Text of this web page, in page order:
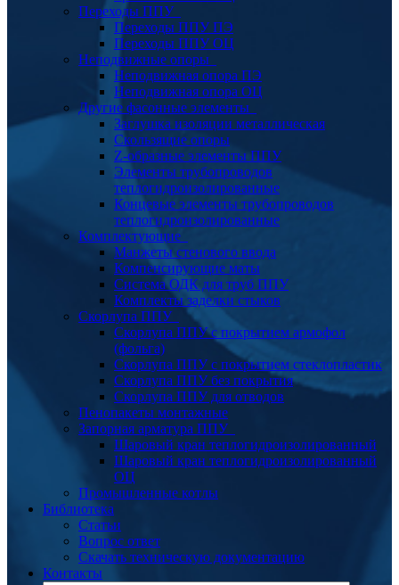
Переходы ППУ
Переходы ППУ ПЭ
Переходы ППУ ОЦ
Неподвижные опоры
Неподвижная опора ПЭ
Неподвижная опора ОЦ
Другие фасонные элементы
Заглушка изоляции металлическая
Скользящие опоры
Z-образные элементы ППУ
Элементы трубопроводов
теплогидроизолированные
Концевые элементы трубопроводов
теплогидроизолированные
Комплектующие
Манжеты стенового ввода
Компенсирующие маты
Система ОДК для труб ППУ
Комплекты заделки стыков
Скорлупа ППУ
Скорлупа ППУ с покрытием армофол
(фольга)
Скорлупа ППУ с покрытием стеклопластик
Скорлупа ППУ без покрытия
Скорлупа ППУ для отводов
Пенопакеты монтажные
Запорная арматура ППУ
Шаровый кран теплогидроизолированный
Шаровый кран теплогидроизолированный
ОЦ
Промышленные котлы
Библиотека
Статьи
Вопрос ответ
Скачать техническую документацию
Контакты